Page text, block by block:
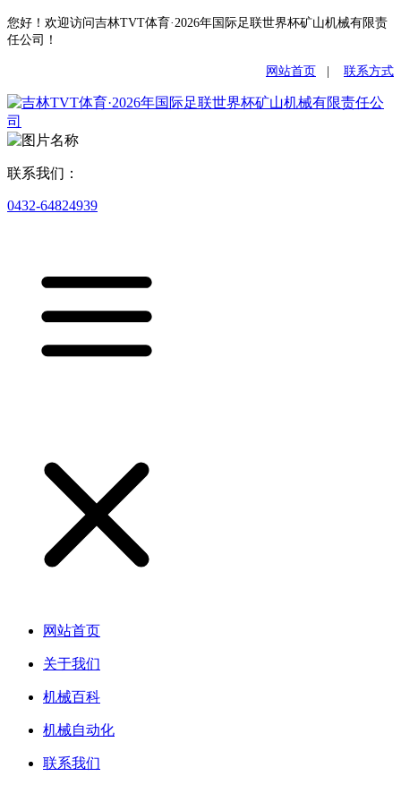
您好！欢迎访问吉林TVT体育·2026年国际足联世界杯矿山机械有限责
任公司！
网站首页 联系方式
联系我们：
0432-64824939
网站首页
关于我们
机械百科
机械自动化
联系我们